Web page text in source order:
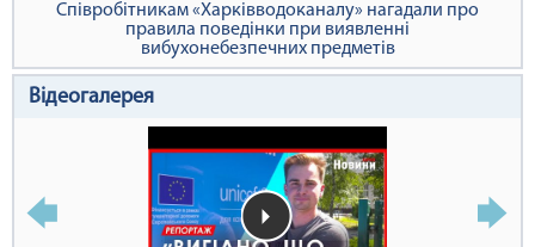
Співробітникам «Харківводоканалу» нагадали про
правила поведінки при виявленні
вибухонебезпечних предметів
Відеогалерея